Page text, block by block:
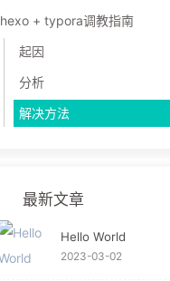
hexo + typora调教指南
起因
分析
解决方法
最新文章
Hello World
2023-03-02